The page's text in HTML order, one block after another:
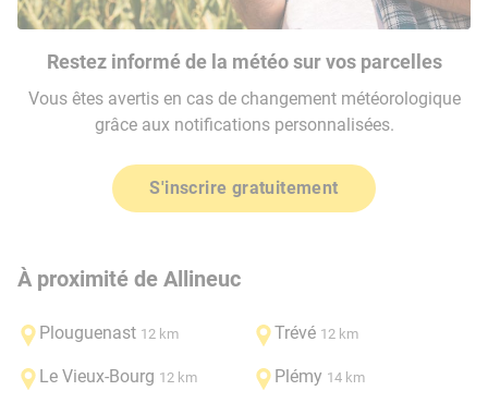
Restez informé de la météo sur vos parcelles
Vous êtes avertis en cas de changement météorologique
grâce aux notifications personnalisées.
S'inscrire gratuitement
À proximité de Allineuc
Plouguenast 12 km Trévé 12 km
Le Vieux-Bourg 12 km Plémy 14 km